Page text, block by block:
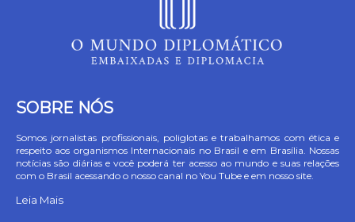
SOBRE NÓS
Somos jornalistas profissionais, poliglotas e trabalhamos com ética e
respeito aos organismos Internacionais no Brasil e em Brasília. Nossas
notícias são diárias e você poderá ter acesso ao mundo e suas relações
com o Brasil acessando o nosso canal no You Tube e em nosso site.
Leia Mais